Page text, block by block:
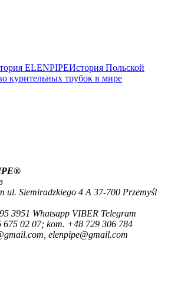
ELENPIPEИстория Польской
курительных трубок в мире
ul. Siemiradzkiego 4 A 37-700 Przemyśl
3951 Whatsapp VIBER Telegram
02 07; kom. +48 729 306 784
elenpipe@gmail.com